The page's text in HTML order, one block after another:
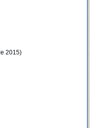
2015)